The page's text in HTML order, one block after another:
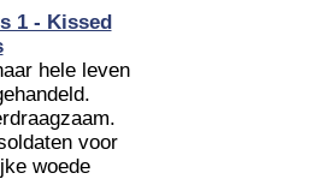
1 - Kissed
hele leven
voor
woede